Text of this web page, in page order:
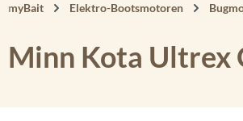
myBait Elektro-Bootsmotoren
Minn Kota Ultrex